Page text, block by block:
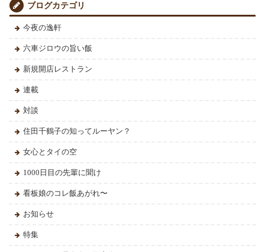
ブログカテゴリ
今夜の逸軒
六車ジロウの旨い飯
新規開店レストラン
連載
対談
住田千鶴子の知ってルーヤン？
女心とタイの空
1000日目の先輩に聞け
看板娘のコレ飯あがれ〜
お知らせ
特集